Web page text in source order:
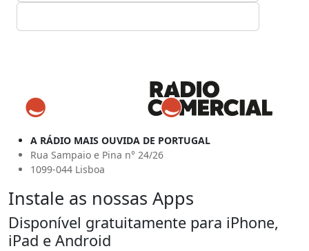
A RÁDIO MAIS OUVIDA DE PORTUGAL
Rua Sampaio e Pina n° 24/26
1099-044 Lisboa
Instale as nossas Apps
Disponível gratuitamente para iPhone,
iPad e Android